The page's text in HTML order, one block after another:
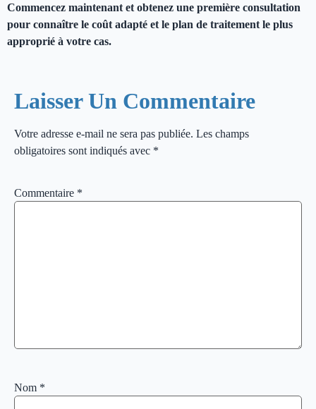
Commencez maintenant et obtenez une première consultation
pour connaître le coût adapté et le plan de traitement le plus
approprié à votre cas.
Laisser Un Commentaire
Votre adresse e-mail ne sera pas publiée. Les champs
obligatoires sont indiqués avec *
Commentaire *
Nom *